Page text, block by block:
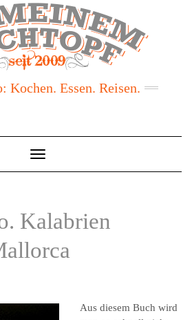
Kochen. Essen. Reisen.
Toggle
Navigation
Kalabrien
Aus diesem Buch wird